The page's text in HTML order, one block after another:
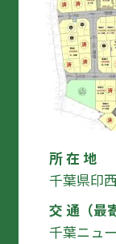
所 在 地
千葉県印
交 通（最
千葉ニュ